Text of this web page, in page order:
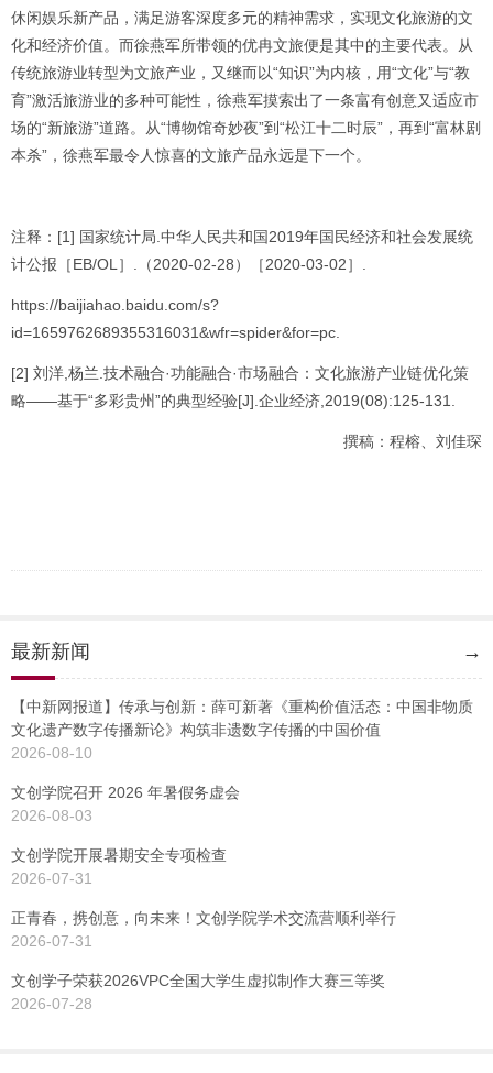
休闲娱乐新产品，满足游客深度多元的精神需求，实现文化旅游的文
化和经济价值。而徐燕军所带领的优冉文旅便是其中的主要代表。从
传统旅游业转型为文旅产业，又继而以“知识”为内核，用“文化”与“教
育”激活旅游业的多种可能性，徐燕军摸索出了一条富有创意又适应市
场的“新旅游”道路。从“博物馆奇妙夜”到“松江十二时辰”，再到“富林剧
本杀”，徐燕军最令人惊喜的文旅产品永远是下一个。
注释：[1] 国家统计局.中华人民共和国2019年国民经济和社会发展统
计公报［EB/OL］.（2020-02-28）［2020-03-02］.
https://baijiahao.baidu.com/s?
id=1659762689355316031&wfr=spider&for=pc.
[2] 刘洋,杨兰.技术融合·功能融合·市场融合：文化旅游产业链优化策
略——基于“多彩贵州”的典型经验[J].企业经济,2019(08):125-131.
撰稿：程榕、刘佳琛
最新新闻 →
【中新网报道】传承与创新：薛可新著《重构价值活态：中国非物质
文化遗产数字传播新论》构筑非遗数字传播的中国价值
2026-08-10
文创学院召开 2026 年暑假务虚会
2026-08-03
文创学院开展暑期安全专项检查
2026-07-31
正青春，携创意，向未来！文创学院学术交流营顺利举行
2026-07-31
文创学子荣获2026VPC全国大学生虚拟制作大赛三等奖
2026-07-28